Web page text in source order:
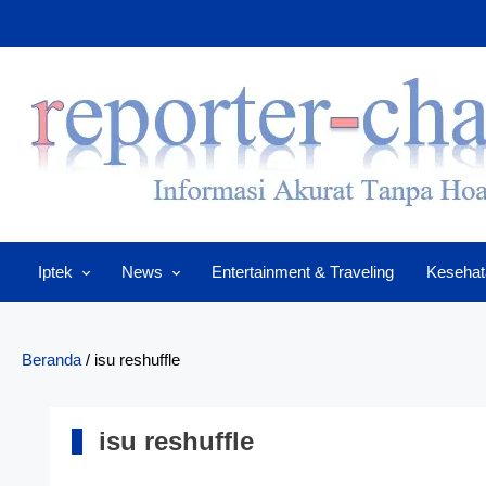
to
Iptek News Entertainment & Traveling
Beranda / isu reshuffle
isu reshuffle